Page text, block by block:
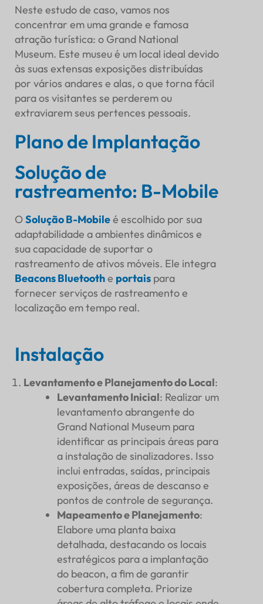
Neste estudo de caso, vamos nos
concentrar em uma grande e famosa
atração turística: o Grand National
Museum. Este museu é um local ideal devido
às suas extensas exposições distribuídas
por vários andares e alas, o que torna fácil
para os visitantes se perderem ou
extraviarem seus pertences pessoais.
Plano de Implantação
Solução de
rastreamento: B-Mobile
OSolução B-Mobileé escolhido por sua
adaptabilidade a ambientes dinâmicos e
sua capacidade de suportar o
rastreamento de ativos móveis. Ele integra
Beacons Bluetoothe portais para
fornecer serviços de rastreamento e
localização em tempo real.
Instalação
Levantamento e Planejamento do Local:
Levantamento Inicial: Realizar um
levantamento abrangente do
Grand National Museum para
identificar as principais áreas para
a instalação de sinalizadores. Isso
inclui entradas, saídas, principais
exposições, áreas de descanso e
pontos de controle de segurança.
Mapeamento e Planejamento:
Elabore uma planta baixa
detalhada, destacando os locais
estratégicos para a implantação
do beacon, a fim de garantir
cobertura completa. Priorize